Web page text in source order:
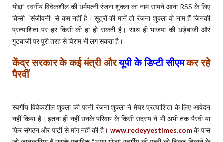
योद्दा” स्वर्गीय विवेकशील की धर्मपत्नी रंजना शुक्ला का नाम सामने आना RSS के लिए
किसी “संजीवनी” से कम नहीं है। सूत्रों की मानें तो रंजना शुक्ला वो नाम हैं जिनकी
प्रत्याशिता पर हर किसी की हां हो सकती है। साथ ही भाजपा की धड़ेबाजी और
गुटबाजी पर पूरी तरह से विराम भी लग सकता है।
केंद्र सरकार के कई मंत्री औरयूपी के डिप्टी सीएमकर रहे
पैरवीं
स्वर्गीय विवेकशील शुक्ला की पत्नी रंजना शुक्ला ने मेयर प्रत्याशिता के लिए आवेदन
नहीं किया है। इतना ही नहीं उनके परिवार के किसी सदस्य ने भी अभी तक पैरवी या
फिर संगठन और पार्टी से मांग नहीं की है। www.redeyyestimes.com के पास